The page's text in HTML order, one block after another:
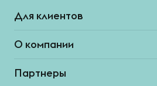
Для клиентов
О компании
Партнеры